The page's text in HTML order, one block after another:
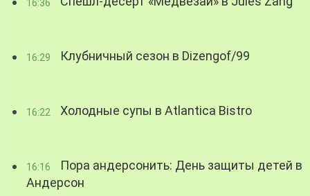
16:36
16:29 Клубничный сезон в Dizengof/99
16:22 Холодные супы в Atlantica Bistro
16:16
Пора андерсонить: День защиты детей в
Андерсон